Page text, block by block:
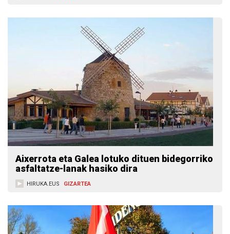
Aixerrota eta Galea lotuko dituen bidegorriko
asfaltatze-lanak hasiko dira
HIRUKA.EUS GIZARTEA